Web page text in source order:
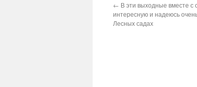
← В эти выходные вместе с
интересную и надеюсь
Лесных садах